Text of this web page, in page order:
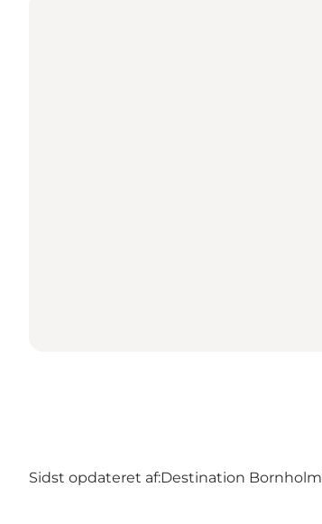
Sidst opdateret af:Destination Bornholm